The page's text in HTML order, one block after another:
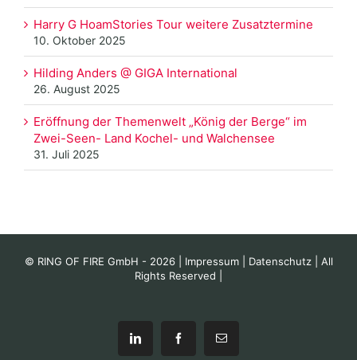
Harry G HoamStories Tour weitere Zusatztermine
10. Oktober 2025
Hilding Anders @ GIGA International
26. August 2025
Eröffnung der Themenwelt „König der Berge“ im
Zwei-Seen- Land Kochel- und Walchensee
31. Juli 2025
© RING OF FIRE GmbH - 2026 | Impressum| Datenschutz| All
Rights Reserved |
LinkedIn FacebookE-
Mail